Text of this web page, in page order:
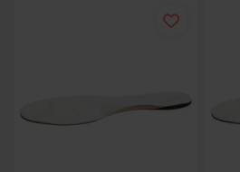
Cum sunt realizate branturile